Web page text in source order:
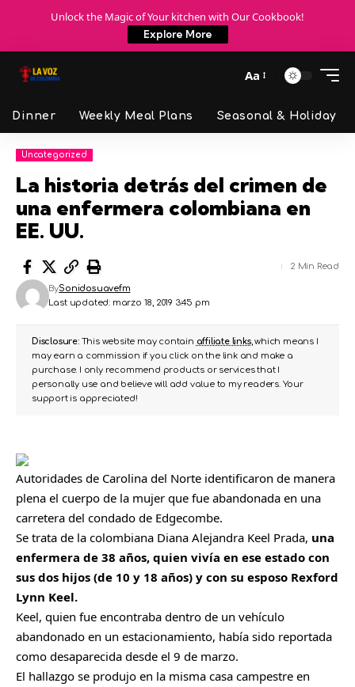
Unlock the Magic of Your kitchen with Our Cookbook!
Explore More
Aa
Dinner Weekly Meal Plans Seasonal & Holiday
Uncategorized
La historia detrás del crimen de
una enfermera colombiana en
EE. UU.
Last updated: marzo 18, 2019 3:45 pm
BySonidosuavefm
2 Min Read
Disclosure:This website may contain affiliate links, which means I
may earn a commission if you click on the link and make a
purchase. I only recommend products or services that I
personally use and believe will add value to my readers. Your
support is appreciated!
Autoridades de Carolina del Norte identificaron de manera
plena el cuerpo de la mujer que fue abandonada en una
carretera del condado de Edgecombe.
Se trata de la colombiana Diana Alejandra Keel Prada, una
enfermera de 38 años, quien vivía en ese estado con
sus dos hijos (de 10 y 18 años) y con su esposo Rexford
Lynn Keel.
Keel, quien fue encontraba dentro de un vehículo
abandonado en un estacionamiento, había sido reportada
como desaparecida desde el 9 de marzo.
El hallazgo se produjo en la misma casa campestre en